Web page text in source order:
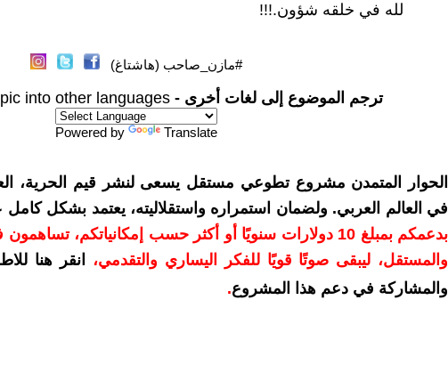
لله في خلقه شؤون.!!!
#مازن_صاحب (هاشتاغ)
ترجم الموضوع إلى لغات أخرى - into other languages
Powered by Translate
الحوار المتمدن مشروع تطوعي مستقل يسعى لنشر قيم الحرية،
في العالم العربي. ولضمان استمراره واستقلاليته، يعتمد بشكل
بدعمكم بمبلغ 10 دولارات سنويًا أو أكثر حسب إمكانياتكم،
والمستقل، ليبقى صوتًا قويًا للفكر اليساري والتقدمي،
انقر هنا
والمشاركة في دعم هذا المشروع.